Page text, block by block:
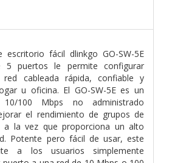
escritorio fácil dlinkgo GO-SW-5E
5 puertos le permite configurar
red cableada rápida, confiable y
u oficina. El GO-SW-5E es un
100 Mbps no administrado
el rendimiento de grupos de
a la vez que proporciona un alto
Potente pero fácil de usar, este
a los usuarios simplemente